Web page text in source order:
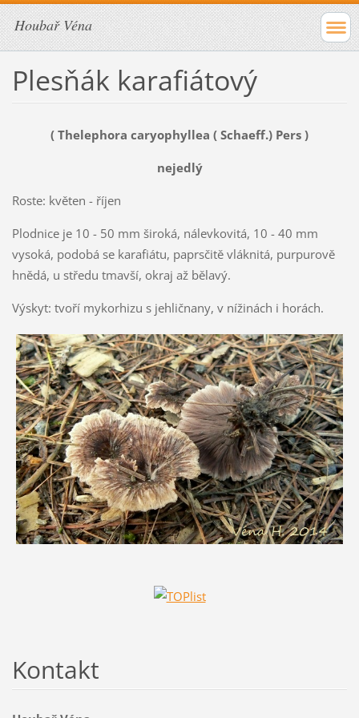
Houbař Véna
Plesňák karafiátový
( Thelephora caryophyllea ( Schaeff.) Pers )
nejedlý
Roste: květen - říjen
Plodnice je 10 - 50 mm široká, nálevkovitá, 10 - 40 mm
vysoká, podobá se karafiátu, paprsčitě vláknitá, purpurově
hnědá, u středu tmavší, okraj až bělavý.
Výskyt: tvoří mykorhizu s jehličnany, v nížinách i horách.
Kontakt